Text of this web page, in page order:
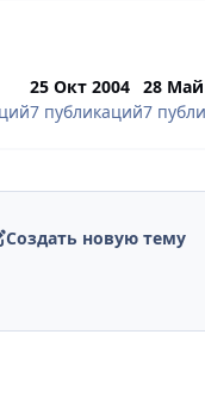
25 Окт 2004
7 публикаций
28 Май
7
Создать новую тему